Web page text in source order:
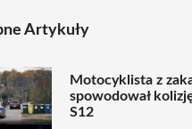
Artykuły
Motocyklista z
spowodował
S12